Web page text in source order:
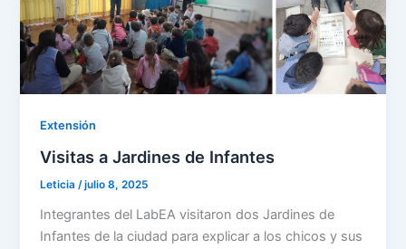
Extensión
Visitas a Jardines de Infantes
Leticia /julio 8, 2025
Integrantes del LabEA visitaron dos Jardines de
Infantes de la ciudad para explicar a los chicos y sus